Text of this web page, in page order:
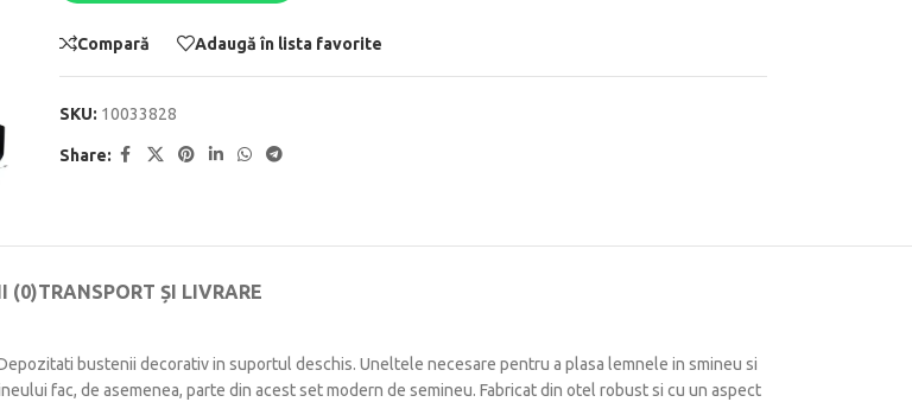
Compară Adaugă în lista favorite
SKU: 10033828
Share:
(0)TRANSPORT ȘI LIVRARE
bustenii decorativ in suportul deschis. Uneltele necesare pentru a plasa lemnele in smineu si
fac, de asemenea, parte din acest set modern de semineu. Fabricat din otel robust si cu un aspect